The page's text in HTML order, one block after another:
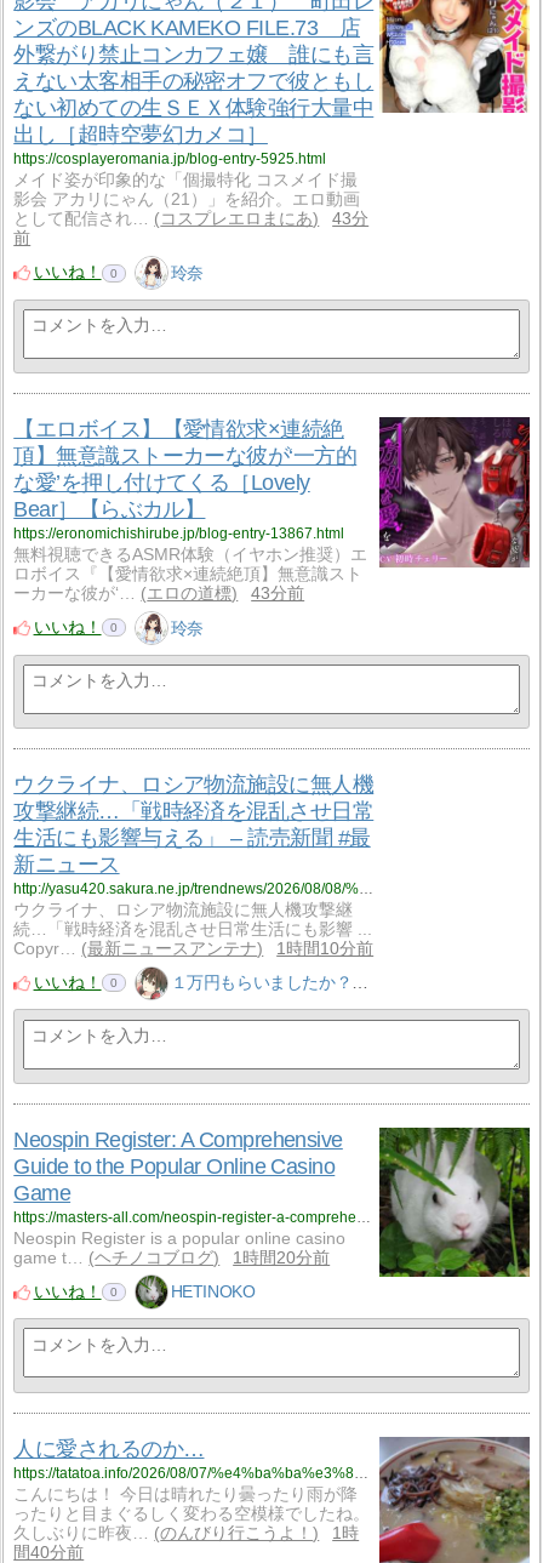
ンズのBLACK KAMEKO FILE.73 店
外繋がり禁止コンカフェ嬢 誰にも言
えない太客相手の秘密オフで彼ともし
ない初めての生ＳＥＸ体験強行大量中
出し［超時空夢幻カメコ］
https://cosplayeromania.jp/blog-entry-5925.html
メイド姿が印象的な「個撮特化 コスメイド撮
影会 アカリにゃん（21）」を紹介。エロ動画
として配信され…
コスプレエロまにあ
43分
前
いいね！
0 玲奈
【エロボイス】【愛情欲求×連続絶
頂】無意識ストーカーな彼が‘一方的
な愛’を押し付けてくる［Lovely
Bear］【らぶカル】
https://eronomichishirube.jp/blog-entry-13867.html
無料視聴できるASMR体験（イヤホン推奨）エ
ロボイス『【愛情欲求×連続絶頂】無意識スト
ーカーな彼が‘…
エロの道標
43分前
いいね！
0 玲奈
ウクライナ、ロシア物流施設に無人機
攻撃継続…「戦時経済を混乱させ日常
生活にも影響与える」 – 読売新聞 #最
新ニュース
ウクライナ、ロシア物流施設に無人機攻撃継
続…「戦時経済を混乱させ日常生活にも影響 ...
Copyr…
最新ニュースアンテナ
1時間10分前
いいね！
0 １万円もらいましたか？＠仮想通貨勉強中のyasu555
Neospin Register: A Comprehensive
Guide to the Popular Online Casino
Game
Neospin Register is a popular online casino
game t…
ヘチノコブログ
1時間20分前
いいね！
0 HETINOKO
人に愛されるのか…
こんにちは！ 今日は晴れたり曇ったり雨が降
ったりと目まぐるしく変わる空模様でしたね。
久しぶりに昨夜…
のんびり行こうよ！
1時
間40分前